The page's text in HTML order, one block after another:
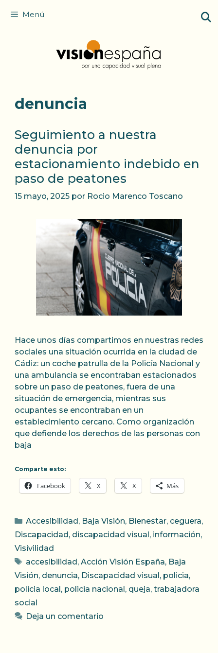
Menú
denuncia
Seguimiento a nuestra
denuncia por
estacionamiento indebido en
paso de peatones
15 mayo, 2025 por Rocio Marenco Toscano
Hace unos días compartimos en nuestras redes
sociales una situación ocurrida en la ciudad de
Cádiz: un coche patrulla de la Policía Nacional y
una ambulancia se encontraban estacionados
sobre un paso de peatones, fuera de una
situación de emergencia, mientras sus
ocupantes se encontraban en un
establecimiento cercano. Como organización
que defiende los derechos de las personas con
baja
Comparte esto:
Facebook X X Más
Categorías
Accesibilidad , Baja Visión, Bienestar, ceguera,
Discapacidad , discapacidad visual , información,
Visivilidad
Etiquetas
accesibilidad , Acción Visión España, Baja
Visión, denuncia, Discapacidad visual , policia,
policia local , policia nacional , queja, trabajadora
social
Deja un comentario